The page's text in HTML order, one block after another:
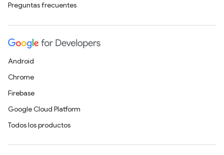
Preguntas frecuentes
Android
Chrome
Firebase
Google Cloud Platform
Todos los productos